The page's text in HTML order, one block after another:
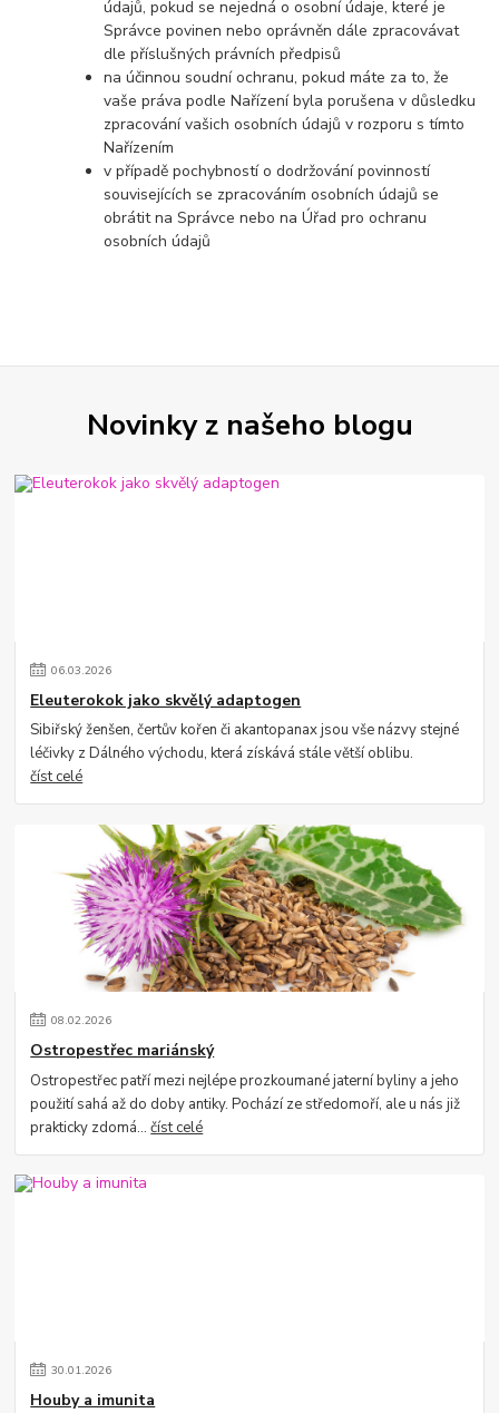
údajů, pokud se nejedná o osobní údaje, které je
Správce povinen nebo oprávněn dále zpracovávat
dle příslušných právních předpisů
na účinnou soudní ochranu, pokud máte za to, že
vaše práva podle Nařízení byla porušena v důsledku
zpracování vašich osobních údajů v rozporu s tímto
Nařízením
v případě pochybností o dodržování povinností
souvisejících se zpracováním osobních údajů se
obrátit na Správce nebo na Úřad pro ochranu
osobních údajů
Novinky z našeho blogu
06.03.2026
Eleuterokok jako skvělý adaptogen
Sibiřský ženšen, čertův kořen či akantopanax jsou vše názvy stejné
léčivky z Dálného východu, která získává stále větší oblibu.
číst celé
08.02.2026
Ostropestřec mariánský
Ostropestřec patří mezi nejlépe prozkoumané jaterní byliny a jeho
použití sahá až do doby antiky. Pochází ze středomoří, ale u nás již
prakticky zdomá...číst celé
30.01.2026
Houby a imunita